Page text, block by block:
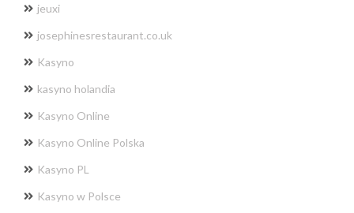
jeuxi
josephinesrestaurant.co.uk
Kasyno
kasyno holandia
Kasyno Online
Kasyno Online Polska
Kasyno PL
Kasyno w Polsce